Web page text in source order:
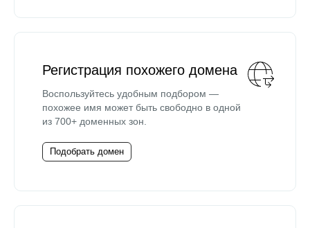
Регистрация похожего домена
Воспользуйтесь удобным подбором —
похожее имя может быть свободно в одной
из 700+ доменных зон.
Подобрать домен